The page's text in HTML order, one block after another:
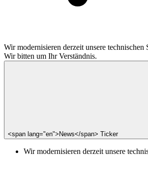
Wir modernisieren derzeit unsere
Wir bitten um Ihr Verständnis.
<span lang="en">News</span> Ticker
Wir modernisieren derzeit unsere